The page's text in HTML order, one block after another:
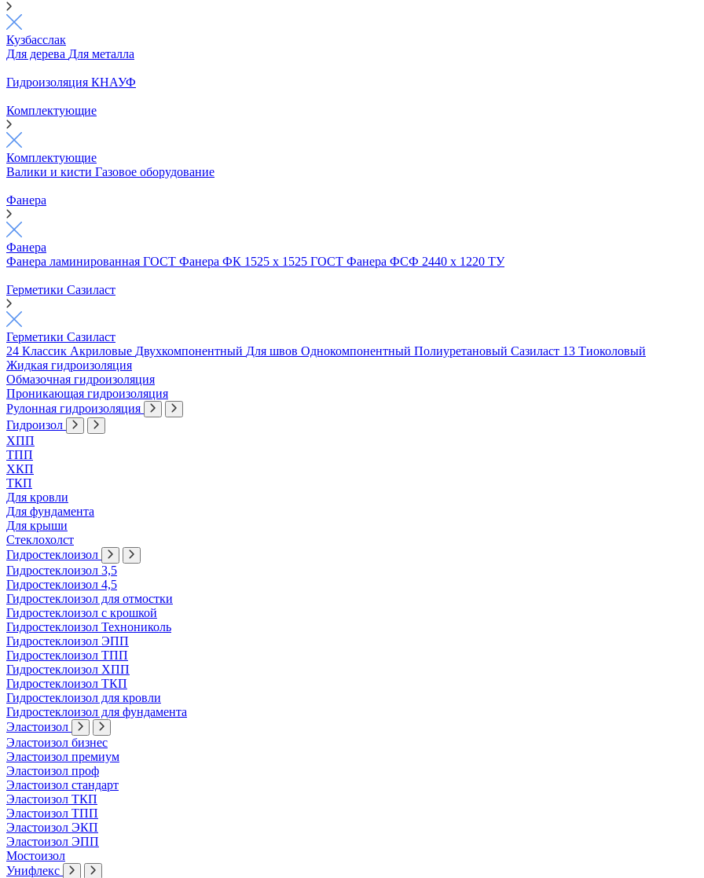
Кузбасслак
Для дерева Для металла
Гидроизоляция КНАУФ
Комплектующие
Комплектующие
Валики и кисти Газовое оборудование
Фанера
Фанера
Фанера ламинированная ГОСТ Фанера ФК 1525 х 1525 ГОСТ Фанера ФСФ 2440 х 1220 ТУ
Герметики Сазиласт
Герметики Сазиласт
24 Классик Акриловые Двухкомпонентный Для швов Однокомпонентный Полиуретановый Сазиласт 13 Тиоколовый
Жидкая гидроизоляция
Обмазочная гидроизоляция
Проникающая гидроизоляция
Рулонная гидроизоляция
Гидроизол
ХПП
ТПП
ХКП
ТКП
Для кровли
Для фундамента
Для крыши
Стеклохолст
Гидростеклоизол
Гидростеклоизол 3,5
Гидростеклоизол 4,5
Гидростеклоизол для отмостки
Гидростеклоизол с крошкой
Гидростеклоизол Технониколь
Гидростеклоизол ЭПП
Гидростеклоизол ТПП
Гидростеклоизол ХПП
Гидростеклоизол ТКП
Гидростеклоизол для кровли
Гидростеклоизол для фундамента
Эластоизол
Эластоизол бизнес
Эластоизол премиум
Эластоизол проф
Эластоизол стандарт
Эластоизол ТКП
Эластоизол ТПП
Эластоизол ЭКП
Эластоизол ЭПП
Мостоизол
Унифлекс